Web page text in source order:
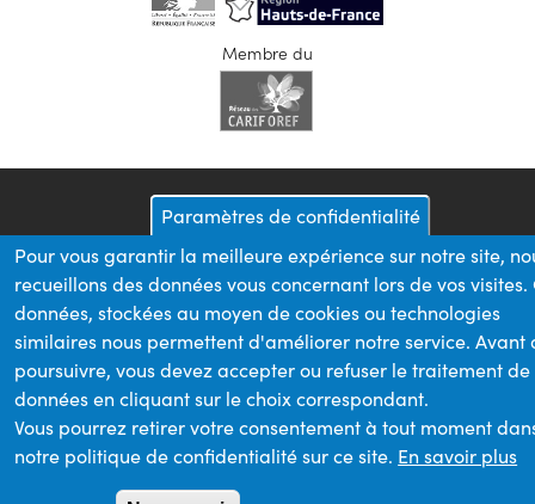
Membre du
Paramètres de confidentialité
Pour vous garantir la meilleure expérience sur notre site,
recueillons des données vous concernant lors de vos visites.
données, stockées au moyen de cookies ou technologies
similaires nous permettent d'améliorer notre service. Avant
poursuivre, vous devez accepter ou refuser le traitement de
données en cliquant sur le choix correspondant.
Vous pourrez retirer votre consentement à tout moment
notre politique de confidentialité sur ce site. En savoir plus